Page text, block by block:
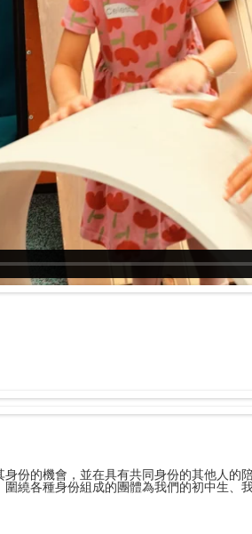
份的機會，並在具有共同身份的其他人
繞各種身份組成的團體為我們的初中生、